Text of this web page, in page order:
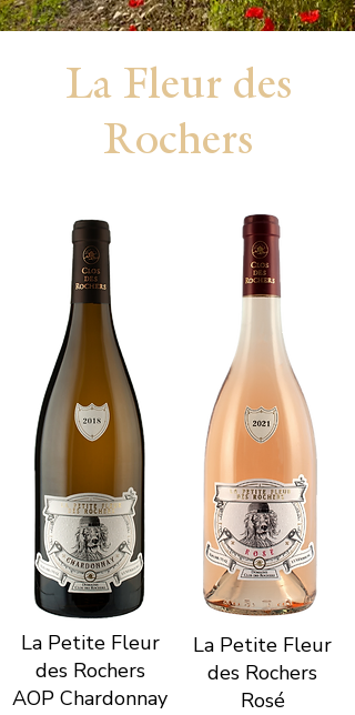
La Fleur des
Rochers
La Petite Fleur
des Rochers
AOP Chardonnay
La Petite Fleur
des Rochers
Rosé